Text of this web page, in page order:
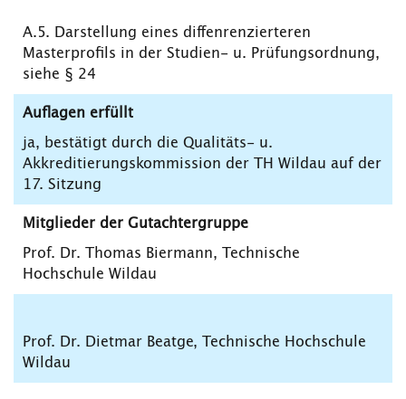
A.5. Darstellung eines diffenrenzierteren
Masterprofils in der Studien- u. Prüfungsordnung,
siehe § 24
Auflagen erfüllt
ja, bestätigt durch die Qualitäts- u.
Akkreditierungskommission der TH Wildau auf der
17. Sitzung
Mitglieder der Gutachtergruppe
Prof. Dr. Thomas Biermann, Technische
Hochschule Wildau
Prof. Dr. Dietmar Beatge, Technische Hochschule
Wildau